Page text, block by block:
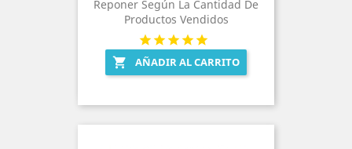
Reponer Según La Cantidad De
Productos Vendidos
 AÑADIR AL CARRITO